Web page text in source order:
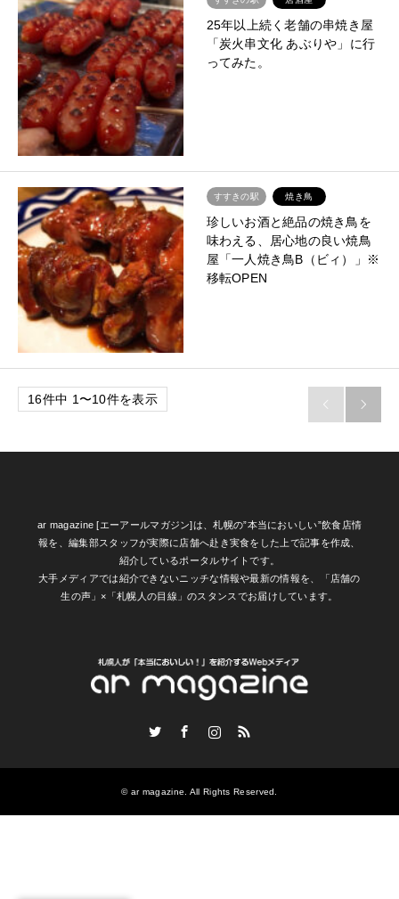
25年以上続く老舗の串焼き屋
「炭火串文化 あぶりや」に行
ってみた。
すすきの駅 焼き鳥
珍しいお酒と絶品の焼き鳥を
味わえる、居心地の良い焼鳥
屋「一人焼き鳥B（ビィ）」※
移転OPEN
16件中 1〜10件を表示  
ar magazine [エーアールマガジン]は、札幌の”本当においしい”飲食店情
報を、編集部スタッフが実際に店舗へ赴き実食をした上で記事を作成、
紹介しているポータルサイトです。
大手メディアでは紹介できないニッチな情報や最新の情報を、「店舗の
生の声」×「札幌人の目線」のスタンスでお届けしています。
InstagramRSS
© ar magazine. All Rights Reserved.